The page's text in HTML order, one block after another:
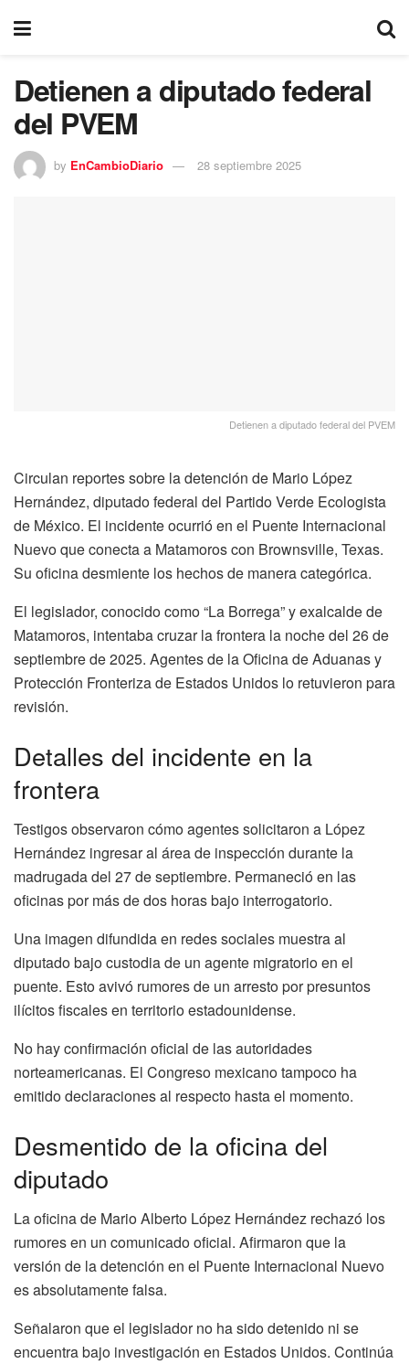
Detienen a diputado federal
del PVEM
by EnCambioDiario 28 septiembre 2025
Detienen a diputado federal del PVEM
Circulan reportes sobre la detención de Mario López
Hernández, diputado federal del Partido Verde Ecologista
de México. El incidente ocurrió en el Puente Internacional
Nuevo que conecta a Matamoros con Brownsville, Texas.
Su oficina desmiente los hechos de manera categórica.
El legislador, conocido como “La Borrega” y exalcalde de
Matamoros, intentaba cruzar la frontera la noche del 26 de
septiembre de 2025. Agentes de la Oficina de Aduanas y
Protección Fronteriza de Estados Unidos lo retuvieron para
revisión.
Detalles del incidente en la
frontera
Testigos observaron cómo agentes solicitaron a López
Hernández ingresar al área de inspección durante la
madrugada del 27 de septiembre. Permaneció en las
oficinas por más de dos horas bajo interrogatorio.
Una imagen difundida en redes sociales muestra al
diputado bajo custodia de un agente migratorio en el
puente. Esto avivó rumores de un arresto por presuntos
ilícitos fiscales en territorio estadounidense.
No hay confirmación oficial de las autoridades
norteamericanas. El Congreso mexicano tampoco ha
emitido declaraciones al respecto hasta el momento.
Desmentido de la oficina del
diputado
La oficina de Mario Alberto López Hernández rechazó los
rumores en un comunicado oficial. Afirmaron que la
versión de la detención en el Puente Internacional Nuevo
es absolutamente falsa.
Señalaron que el legislador no ha sido detenido ni se
encuentra bajo investigación en Estados Unidos. Continúa